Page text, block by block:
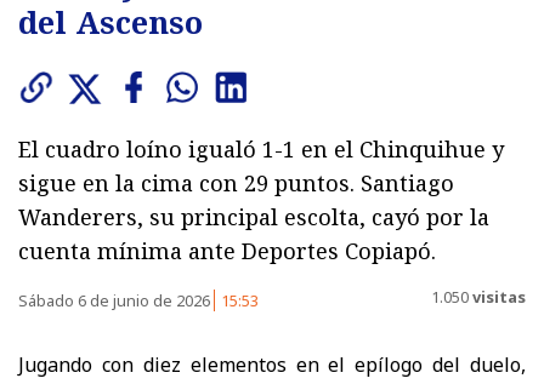
del Ascenso
El cuadro loíno igualó 1-1 en el Chinquihue y
sigue en la cima con 29 puntos. Santiago
Wanderers, su principal escolta, cayó por la
cuenta mínima ante Deportes Copiapó.
Sábado 6 de junio de 2026 15:53 1.050visitas
Jugando con diez elementos en el epílogo del duelo,